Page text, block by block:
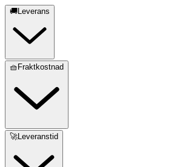
🚚Leverans
🧺Fraktkostnad
🚀Leveranstid